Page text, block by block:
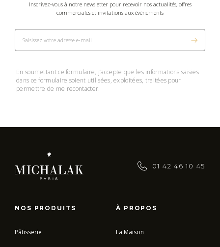
Inscrivez-vous à notre newsletter pour recevoir nos actualités, offres
commerciales et invitations aux événements
En soumettant ce formulaire, j’accepte que les informations saisies
dans ce formulaire soient utilisées, exploitées, traitées pour
permettre de me recontacter.
01 42 46 10 45
NOS PRODUITS
Pâtisserie
À PROPOS
La Maison